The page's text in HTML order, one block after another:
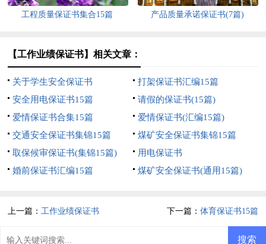
工程质量保证书集合15篇 产品质量承诺保证书(7篇)
【工作业绩保证书】相关文章：
关于学生安全保证书
打架保证书汇编15篇
安全用电保证书15篇
请假的保证书(15篇)
爱情保证书合集15篇
爱情保证书(汇编15篇)
交通安全保证书集锦15篇
煤矿安全保证书集锦15篇
取保候审保证书(集锦15篇)
用电保证书
婚前保证书汇编15篇
煤矿安全保证书(通用15篇)
上一篇：工作业绩保证书 下一篇： 体育保证书15篇